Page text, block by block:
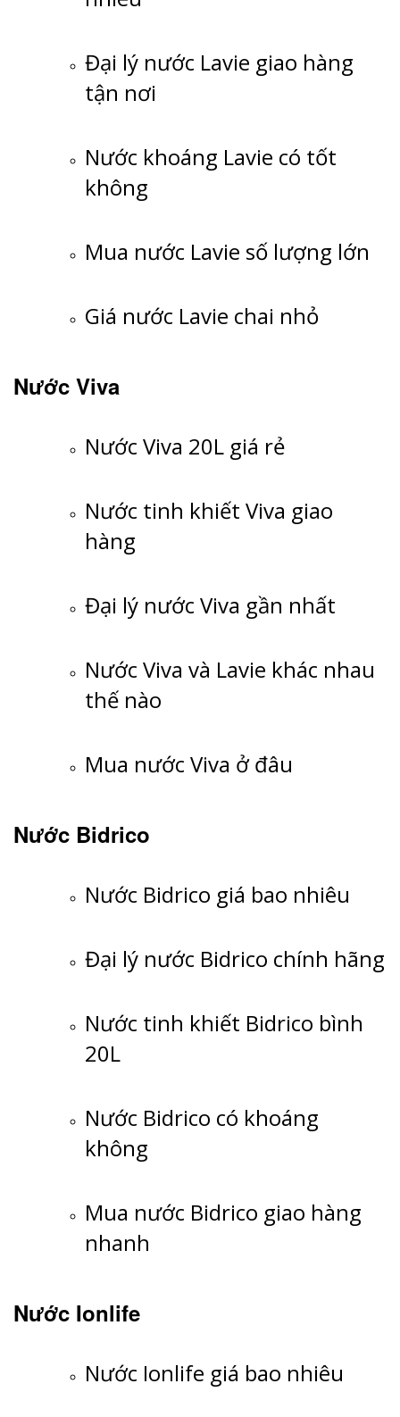
Đại lý nước Lavie giao hàng
tận nơi
Nước khoáng Lavie có tốt
không
Mua nước Lavie số lượng lớn
Giá nước Lavie chai nhỏ
Nước Viva
Nước Viva 20L giá rẻ
Nước tinh khiết Viva giao
hàng
Đại lý nước Viva gần nhất
Nước Viva và Lavie khác nhau
thế nào
Mua nước Viva ở đâu
Nước Bidrico
Nước Bidrico giá bao nhiêu
Đại lý nước Bidrico chính hãng
Nước tinh khiết Bidrico bình
20L
Nước Bidrico có khoáng
không
Mua nước Bidrico giao hàng
nhanh
Nước Ionlife
Nước Ionlife giá bao nhiêu